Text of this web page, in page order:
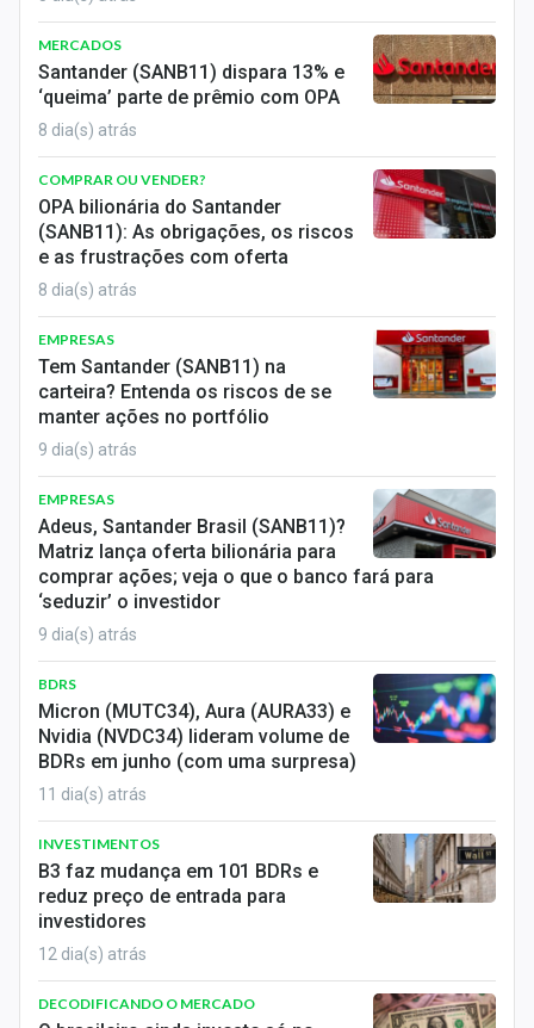
MERCADOS
Santander (SANB11) dispara 13% e
‘queima’ parte de prêmio com OPA
8 dia(s) atrás
COMPRAR OU VENDER?
OPA bilionária do Santander
(SANB11): As obrigações, os riscos
e as frustrações com oferta
8 dia(s) atrás
EMPRESAS
Tem Santander (SANB11) na
carteira? Entenda os riscos de se
manter ações no portfólio
9 dia(s) atrás
EMPRESAS
Adeus, Santander Brasil (SANB11)?
Matriz lança oferta bilionária para
comprar ações; veja o que o banco fará para
‘seduzir’ o investidor
9 dia(s) atrás
BDRS
Micron (MUTC34), Aura (AURA33) e
Nvidia (NVDC34) lideram volume de
BDRs em junho (com uma surpresa)
11 dia(s) atrás
INVESTIMENTOS
B3 faz mudança em 101 BDRs e
reduz preço de entrada para
investidores
12 dia(s) atrás
DECODIFICANDO O MERCADO